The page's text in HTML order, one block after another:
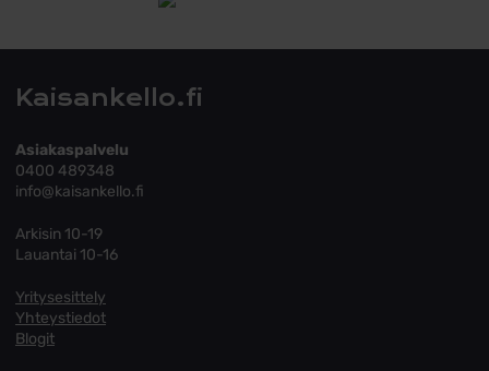
Kaisankello.fi
Asiakaspalvelu
0400 489348
info@kaisankello.fi
Arkisin 10-19
Lauantai 10-16
Yritysesittely
Yhteystiedot
Blogit